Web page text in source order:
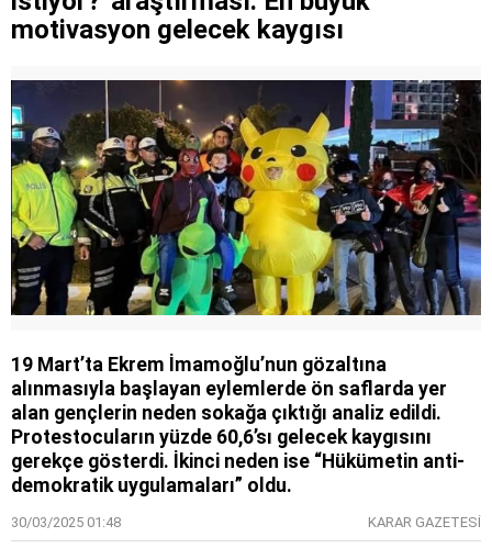
motivasyon gelecek kaygısı
19 Mart’ta Ekrem İmamoğlu’nun gözaltına
alınmasıyla başlayan eylemlerde ön saflarda yer
alan gençlerin neden sokağa çıktığı analiz edildi.
Protestocuların yüzde 60,6’sı gelecek kaygısını
gerekçe gösterdi. İkinci neden ise “Hükümetin anti-
demokratik uygulamaları” oldu.
30/03/2025 01:48 KARAR GAZETESİ